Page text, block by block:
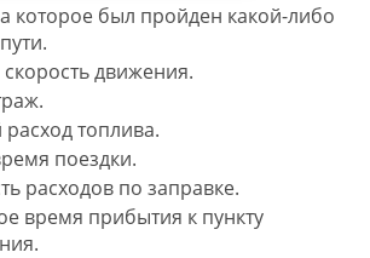
которое был пройден какой-либо
движения.
топлива.
поездки.
расходов по заправке.
время прибытия к пункту